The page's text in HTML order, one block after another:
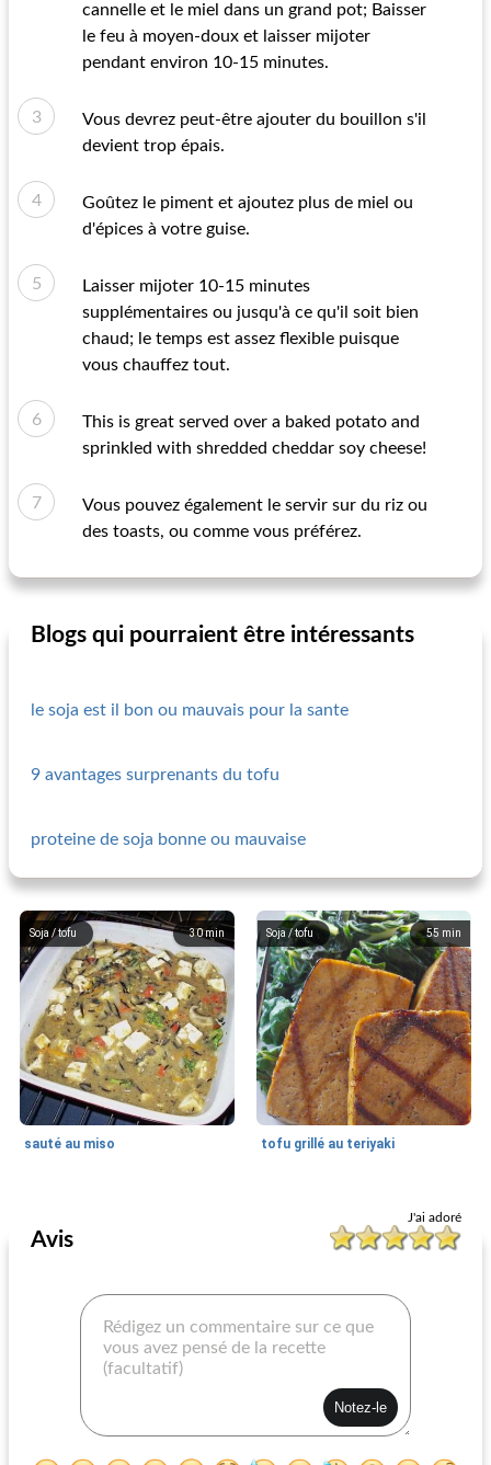
cannelle et le miel dans un grand pot; Baisser
le feu à moyen-doux et laisser mijoter
pendant environ 10-15 minutes.
Vous devrez peut-être ajouter du bouillon s'il
devient trop épais.
Goûtez le piment et ajoutez plus de miel ou
d'épices à votre guise.
Laisser mijoter 10-15 minutes
supplémentaires ou jusqu'à ce qu'il soit bien
chaud; le temps est assez flexible puisque
vous chauffez tout.
This is great served over a baked potato and
sprinkled with shredded cheddar soy cheese!
Vous pouvez également le servir sur du riz ou
des toasts, ou comme vous préférez.
Blogs qui pourraient être intéressants
le soja est il bon ou mauvais pour la sante
9 avantages surprenants du tofu
proteine de soja bonne ou mauvaise
30min
Soja / tofu
sauté au miso
55 min
Soja / tofu
tofu grillé au teriyaki
bâtonnets de poisson au tofu
J'ai adoré
Avis